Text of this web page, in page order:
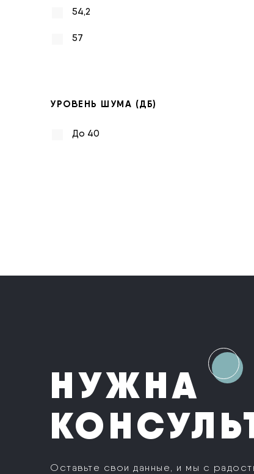
54,2
57
УРОВЕНЬ ШУМА (ДБ)
До 40
НУЖНА
Оставьте свои данные, и мы с